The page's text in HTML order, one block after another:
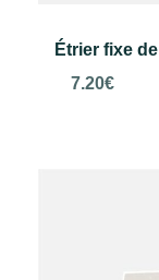
Étrier fixe
7.20€